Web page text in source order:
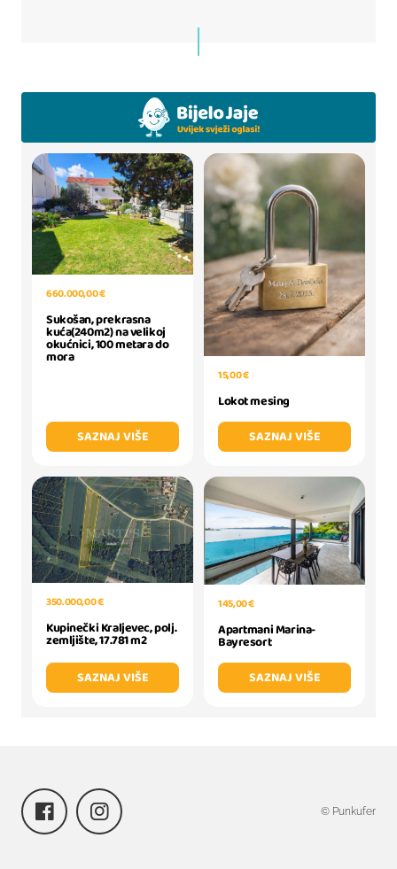
660.000,00 €
Sukošan, prekrasna
kuća(240m2) na velikoj
okućnici, 100 metara do
mora
SAZNAJ VIŠE
15,00 €
Lokot mesing
SAZNAJ VIŠE
350.000,00 €
Kupinečki Kraljevec, polj.
zemljište, 17.781 m2
SAZNAJ VIŠE
145,00 €
Apartmani Marina-
Bayresort
SAZNAJ VIŠE
© Punkufer